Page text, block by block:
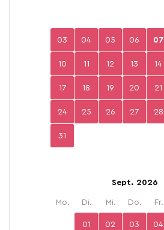
03 04 05 06 07
10 11 12 13 14
17 18 19 20 21
24 25 26 27 28
31
Sept. 2026
Mo. Di. Mi. Do. Fr.
01 02 03 04